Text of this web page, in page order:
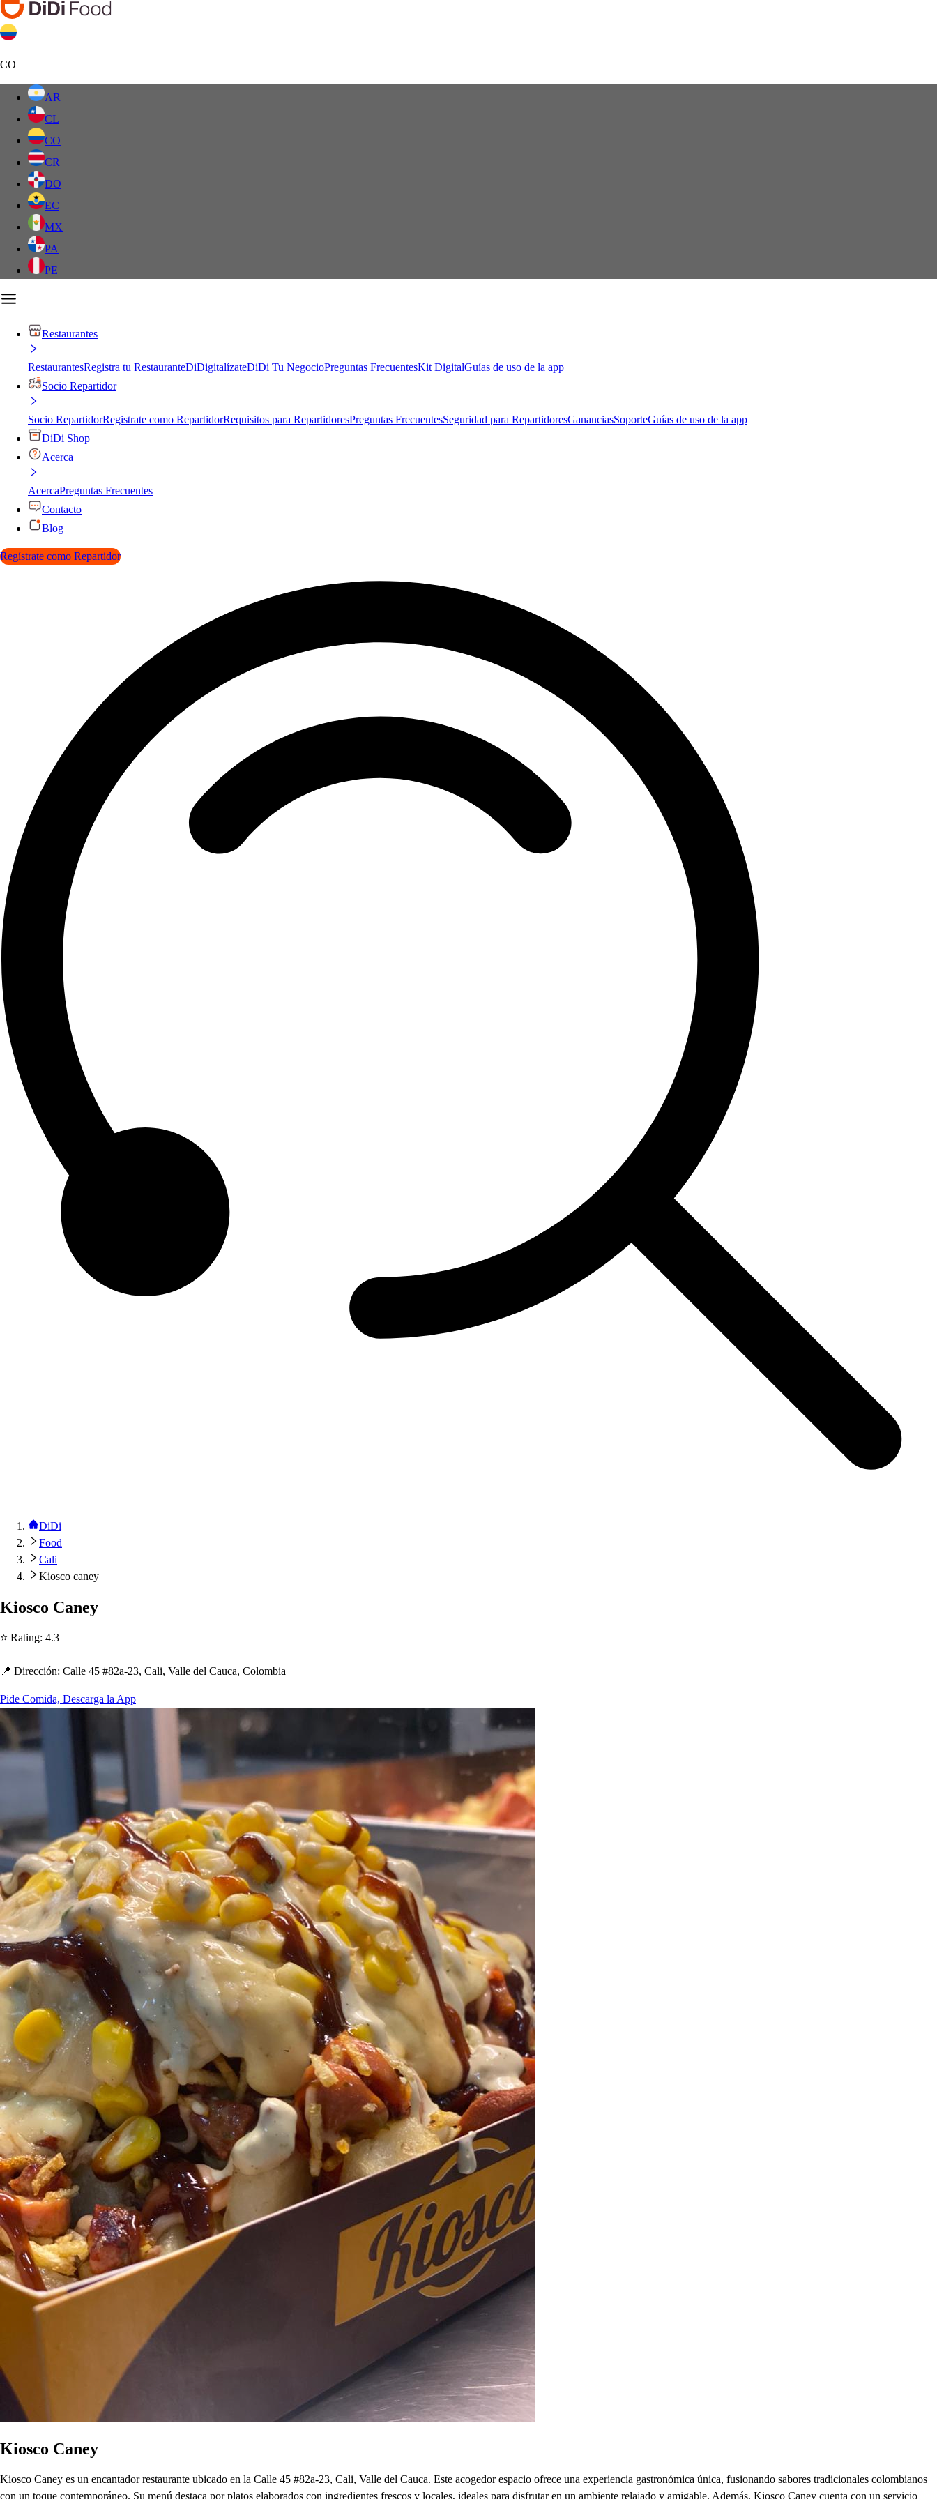
CO
AR
CL
CO
CR
DO
EC
MX
PA
PE
Restaurantes
RestaurantesRegistra tu RestauranteDiDigitalízateDiDi Tu NegocioPreguntas FrecuentesKit DigitalGuías de uso de la app
Socio Repartidor
Socio RepartidorRegistrate como RepartidorRequisitos para RepartidoresPreguntas FrecuentesSeguridad para RepartidoresGananciasSoporteGuías de uso de la app
DiDi Shop
Acerca
AcercaPreguntas Frecuentes
Contacto
Blog
Regístrate como Repartidor
DiDi
Food
Cali
Kiosco caney
Kiosco Caney
⭐ Rating: 4.3
📍 Dirección: Calle 45 #82a-23, Cali, Valle del Cauca, Colombia
Pide Comida, Descarga la App
Kiosco Caney
Kiosco Caney es un encantador restaurante ubicado en la Calle 45 #82a-23, Cali, Valle del Cauca. Este acogedor espacio ofrece una experiencia gastronómica única, fusionando sabores tradicionales colombianos
con un toque contemporáneo. Su menú destaca por platos elaborados con ingredientes frescos y locales, ideales para disfrutar en un ambiente relajado y amigable. Además, Kiosco Caney cuenta con un servicio